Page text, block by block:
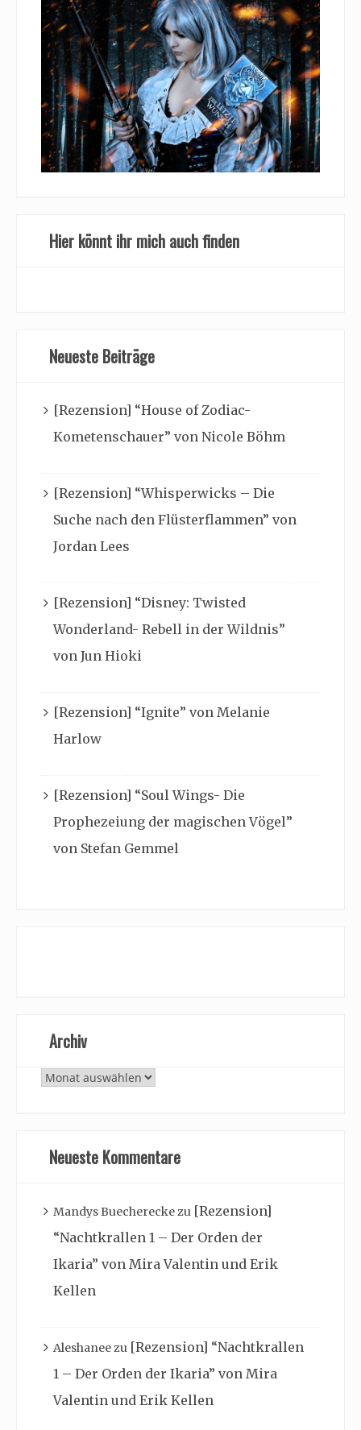
Hier könnt ihr mich auch finden
Neueste Beiträge
[Rezension] “House of Zodiac-
Kometenschauer” von Nicole Böhm
[Rezension] “Whisperwicks – Die
Suche nach den Flüsterflammen” von
Jordan Lees
[Rezension] “Disney: Twisted
Wonderland- Rebell in der Wildnis”
von Jun Hioki
[Rezension] “Ignite” von Melanie
Harlow
[Rezension] “Soul Wings- Die
Prophezeiung der magischen Vögel”
von Stefan Gemmel
Archiv
Archiv
Neueste Kommentare
Mandys Buechereckezu [Rezension]
“Nachtkrallen 1 – Der Orden der
Ikaria” von Mira Valentin und Erik
Kellen
Aleshaneezu [Rezension] “Nachtkrallen
1 – Der Orden der Ikaria” von Mira
Valentin und Erik Kellen